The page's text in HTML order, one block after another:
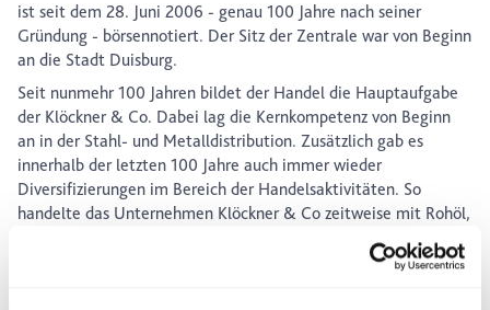
ist seit dem 28. Juni 2006 - genau 100 Jahre nach seiner
Gründung - börsennotiert. Der Sitz der Zentrale war von Beginn
an die Stadt Duisburg.
Seit nunmehr 100 Jahren bildet der Handel die Hauptaufgabe
der Klöckner & Co. Dabei lag die Kernkompetenz von Beginn
an in der Stahl- und Metalldistribution. Zusätzlich gab es
innerhalb der letzten 100 Jahre auch immer wieder
Diversifizierungen im Bereich der Handelsaktivitäten. So
handelte das Unternehmen Klöckner & Co zeitweise mit Rohöl,
Chemikalien und Baubedarf, war im Transportbereich tätig und